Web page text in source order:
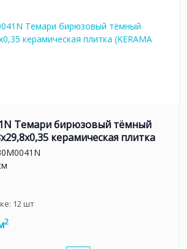
Темари бирюзовый тёмный
керамическая плитка
12шт
2